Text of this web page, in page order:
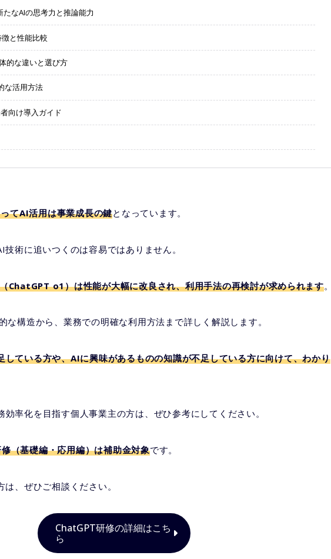
なAIの思考力と推論能力
と性能比較
的な違いと選び方
な活用方法
向け導入ガイド
てAI活用は事業成長の鍵となっています。
術に追いつくのは容易ではありません。
ChatGPT o1）は性能が大幅に改良され、利用手法の再検討が求められます。
な構造から、業務での明確な利用方法まで詳しく解説します。
している方や、AIに興味があるものの知識が不足している方に向けて、わかり
率化を目指す個人事業主の方は、ぜひ参考にしてください。
（基礎編・応用編）は補助金対象です。
、ぜひご相談ください。
ChatGPT研修の詳細はこち
ら